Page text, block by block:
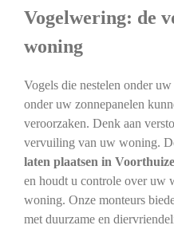
Vogelwering: de
woning
Vogels die nestelen onder
onder uw zonnepanelen
veroorzaken. Denk aan
vervuiling van uw woning.
laten plaatsen in
en houdt u controle over uw
woning. Onze monteurs
met duurzame en